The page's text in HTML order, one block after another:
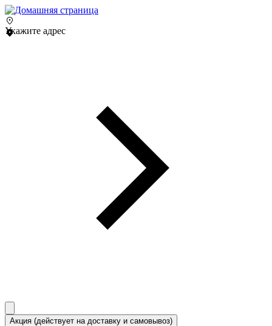
Укажите адрес
Акция (действует на доставку и самовывоз)